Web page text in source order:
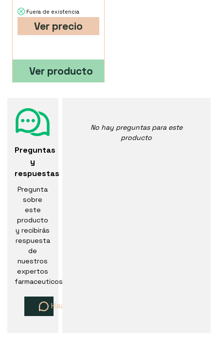
Fuera de existencia
Ver precio
Ver producto
Preguntas
y
respuestas
Pregunta
sobre
este
producto
y recibirás
respuesta
de
nuestros
expertos
farmaceuticos
Haz una pregunta
No hay preguntas para este
producto